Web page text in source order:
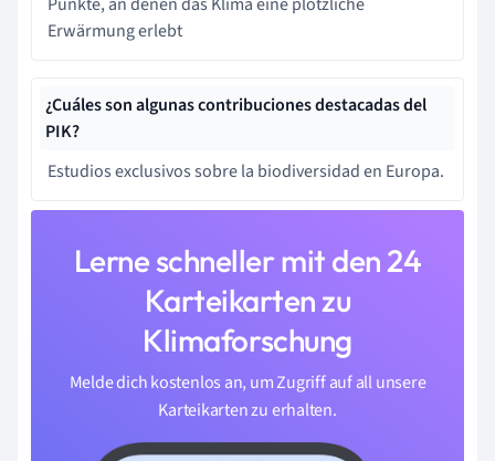
Erwärmung erlebt
¿Cuáles son algunas contribuciones destacadas del
PIK?
Estudios exclusivos sobre la biodiversidad en Europa.
Lerne schneller mit den 24
Karteikarten zu
Klimaforschung
Melde dich kostenlos an, um Zugriff auf all unsere
Karteikarten zu erhalten.